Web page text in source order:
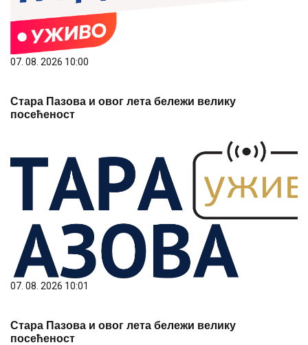
07. 08. 2026 10:00
Стара Пазова и овог лета бележи велику
посећеност
07. 08. 2026 10:01
Стара Пазова и овог лета бележи велику
посећеност